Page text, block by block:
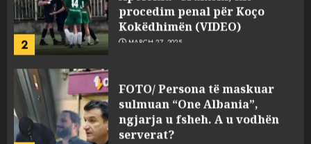
2
procedim penal për Koço
Kokëdhimën (VIDEO)
MARCH 27, 2025
FOTO/ Persona të maskuar
sulmuan “One Albania”,
ngjarja u fsheh. A u vodhën
serverat?